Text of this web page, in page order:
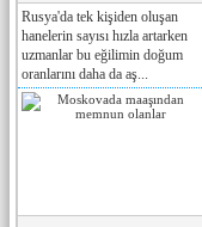
Rusya'da tek kişiden oluşan
hanelerin sayısı hızla artarken
uzmanlar bu eğilimin doğum
oranlarını daha da aş...